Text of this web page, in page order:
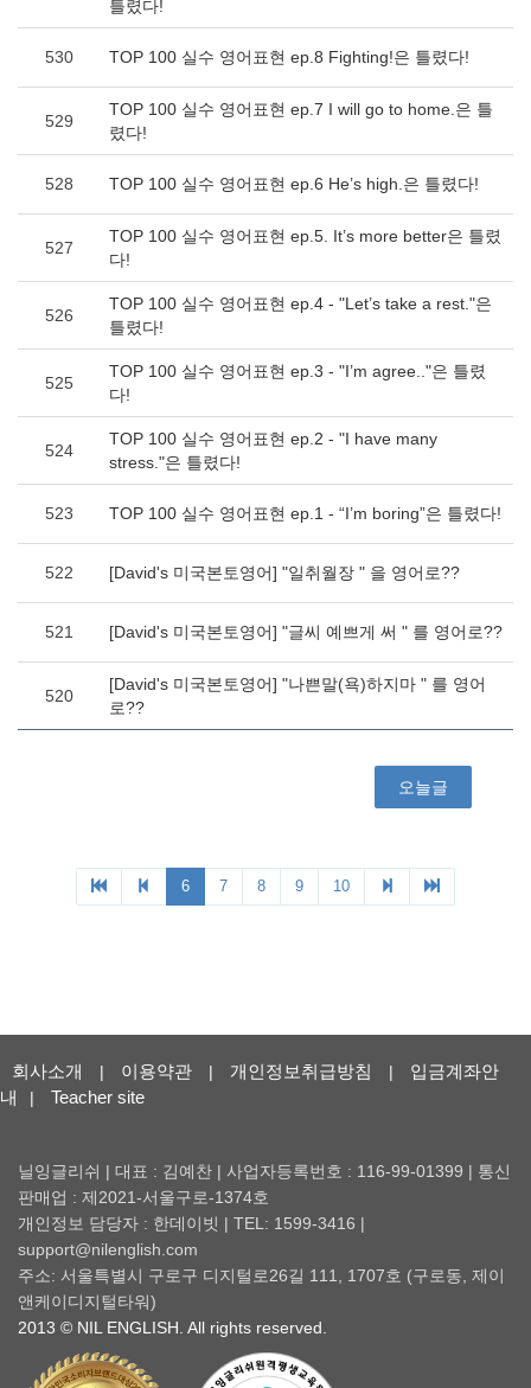
회사소개 | 이용약관 | 개인정보취급방침 |
입금계좌안
내
| Teacher site
닐잉글리쉬 | 대표 : 김예찬 | 사업자등록번호 : 116-99-01399 | 통신
판매업 : 제2021-서울구로-1374호
개인정보 담당자 : 한데이빗 | TEL: 1599-3416 |
support@nilenglish.com
주소: 서울특별시 구로구 디지털로26길 111, 1707호 (구로동, 제이
앤케이디지털타워)
2013 © NIL ENGLISH. All rights reserved.